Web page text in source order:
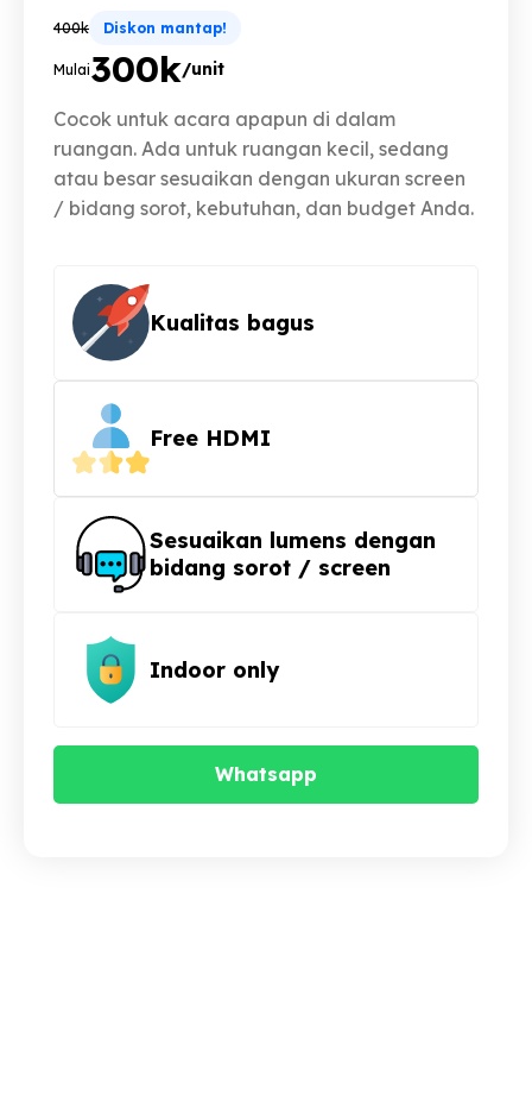
400k Diskon mantap!
Mulai300k/unit
Cocok untuk acara apapun di dalam
ruangan. Ada untuk ruangan kecil, sedang
atau besar sesuaikan dengan ukuran screen
/ bidang sorot, kebutuhan, dan budget Anda.
Kualitas bagus
Free HDMI
Sesuaikan lumens dengan
bidang sorot / screen
Indoor only
Whatsapp